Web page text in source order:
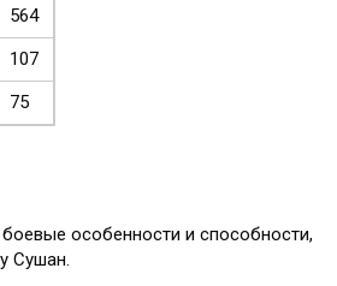
564
107
75
особенности и способности,
Сушан.